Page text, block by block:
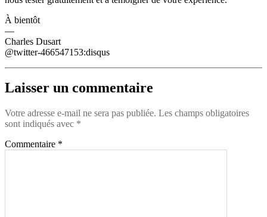
À bientôt
—
Charles Dusart
@twitter-466547153:disqus
Laisser un commentaire
Votre adresse e-mail ne sera pas publiée. Les champs obligatoires
sont indiqués avec *
Commentaire *